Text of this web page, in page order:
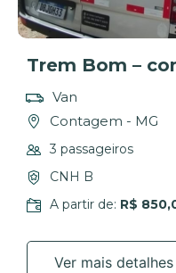
Trem Bom –
Van
Contagem - MG
3 passageiros
CNH B
A partir de: R$
Ver mais detalhes